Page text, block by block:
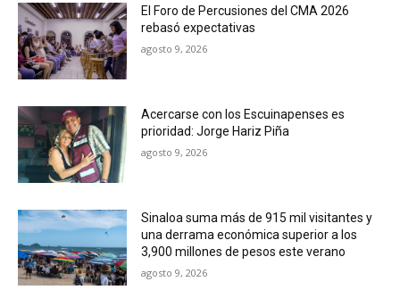
El Foro de Percusiones del CMA 2026
rebasó expectativas
agosto 9, 2026
Acercarse con los Escuinapenses es
prioridad: Jorge Hariz Piña
agosto 9, 2026
Sinaloa suma más de 915 mil visitantes y
una derrama económica superior a los
3,900 millones de pesos este verano
agosto 9, 2026